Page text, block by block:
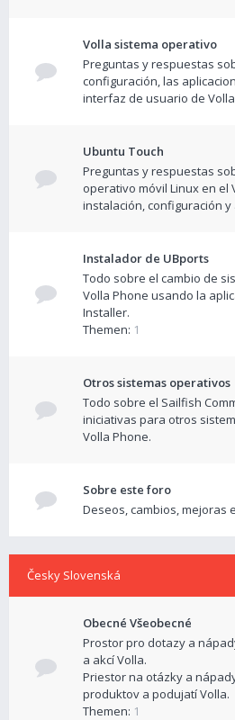
Volla sistema operativo
Preguntas y respuestas
configuración, las
interfaz de usuario de
Ubuntu Touch
Preguntas y respuestas
operativo móvil Linux en el
instalación, configuración y
Instalador de UBports
Todo sobre el cambio de
Volla Phone usando la
Installer.
Themen: 1
Otros sistemas operativos
Todo sobre el Sailfish
iniciativas para otros
Volla Phone.
Sobre este foro
Deseos, cambios, mejoras
Česky Slovenská
Obecné Všeobecné
Prostor pro dotazy a
a akcí Volla.
Priestor na otázky a
produktov a podujatí Volla.
Themen: 1